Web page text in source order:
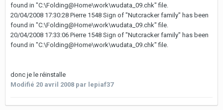
found in "C:\Folding@Home\work\wudata_09.chk" file.
20/04/2008 17:30:28 Pierre 1548 Sign of "Nutcracker family" has been
found in "C:\Folding@Home\work\wudata_09.chk" file.
20/04/2008 17:33:06 Pierre 1548 Sign of "Nutcracker family" has been
found in "C:\Folding@Home\work\wudata_09.chk" file.
donc je le réinstalle
Modifié 20 avril 2008 par lepiaf37